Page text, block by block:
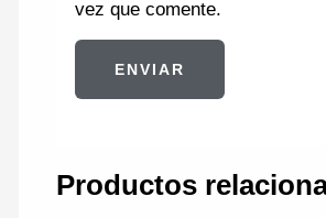
vez que comente.
Productos